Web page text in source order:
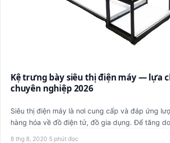
Kệ trưng bày siêu thị điện máy — lựa
chuyên nghiệp 2026
Siêu thị điện máy là nơi cung cấp và đáp ứng
hàng hóa về đồ điện tử, đồ gia dụng. Để tăng
8 thg 8, 2020·5 phút đọc